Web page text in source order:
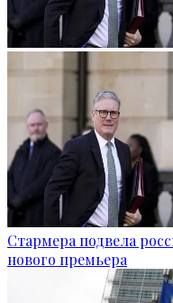
Стармера подвела
нового премьера